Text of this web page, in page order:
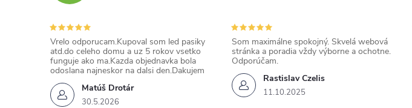
Matúš Drotár
30.5.2026
Vrelo odporucam.Kupoval som led pasiky
atd.do celeho domu a uz 5 rokov vsetko
funguje ako ma.Kazda objednavka bola
odoslana najneskor na dalsi den.Dakujem
Rastislav Czelis
11.10.2025
Som maximálne spokojný. Skvelá webová
stránka a poradia vždy výborne a ochotne.
Odporúčam.